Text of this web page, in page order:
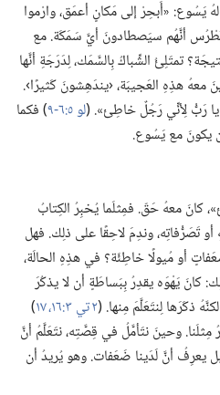
يَسُوع:‏ «أَبحِرْ إلى مَكانٍ أعمَق،‏ وارْموا
أنَّهُم سيَصطادونَ أيَّ سَمَكَة.‏ مع
تمتَلِئُ الشِّباكُ بِالسَّمَك،‏ لِدَرَجَةِ أنَّها
هذِهِ العَجيبَة،‏ ‹يندَهِشونَ كَثيرًا›.‏
رَبُّ لِأنِّي رَجُلٌ خاطِئ».‏ (‏لو ٥:‏٦-‏٩
‏)‏ فكما
يكونَ مع يَسُوع.‏
معهُ حَقّ.‏ فمِثلَما يُخبِرُ الكِتابُ
تَصَرُّفاتِه،‏ وندِمَ لاحِقًا على ذلِك.‏ فهل
أو مُيولًا خاطِئَة؟‏ في هذِهِ الحالَة،‏
يَهْوَه يقدِرُ بِبَساطَةٍ أن لا يذكُرَ
ذكَرَها لِنتَعَلَّمَ مِنها.‏ (‏٢ تي ٣:‏١٦،‏ ١٧
‏)‏
وحينَ نتَأمَّلُ في قِصَّتِه،‏ نتَعَلَّمُ أنَّ
يعرِفُ أنَّ لَدَينا ضَعَفات.‏ وهو يُريدُ أن